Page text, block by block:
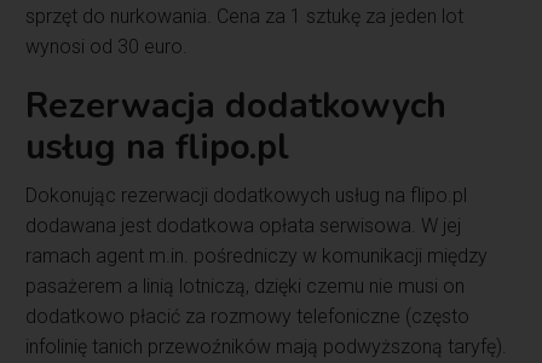
sprzęt do nurkowania. Cena za 1 sztukę za jeden lot
wynosi od 30 euro.
Rezerwacja dodatkowych
usług na flipo.pl
Dokonując rezerwacji dodatkowych usług na flipo.pl
dodawana jest dodatkowa opłata serwisowa. W jej
ramach agent m.in. pośredniczy w komunikacji między
pasażerem a linią lotniczą, dzięki czemu nie musi on
dodatkowo płacić za rozmowy telefoniczne (często
infolinię tanich przewoźników mają podwyższoną taryfę).